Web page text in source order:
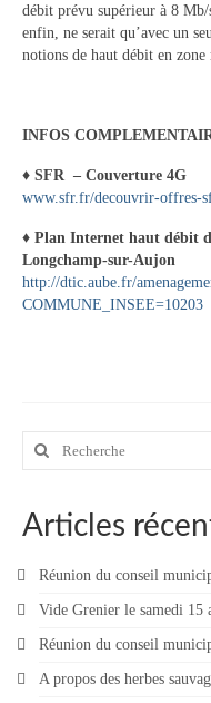
La
Budget
Vie scolaire
Scolarité
Vie associative
Informations
débit prévu supérieur à 8 Mb/
enfin, ne serait qu’avec un
notions de haut débit en zone
INFOS
♦ SFR – Couverture 4G
www.sfr.fr/decouvrir-offres-
♦ Plan Internet haut débit
Longchamp-sur-Aujon
http://dtic.aube.fr/
COMMUNE_INSEE=10203
Rechercher
Articles
Réunion du conseil
Vide Grenier le samedi 15
Réunion du conseil
A propos des herbes